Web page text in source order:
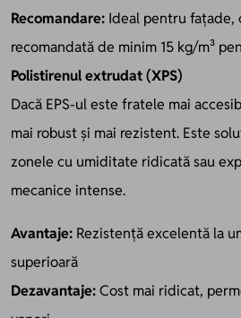
Recomandare: Ideal pentru fațade,
recomandată de minim 15 kg/m³
Polistirenul extrudat (XPS)
Dacă EPS-ul este fratele mai
mai robust și mai rezistent. Este
zonele cu umiditate ridicată sau
mecanice intense.
Avantaje: Rezistență excelentă la
superioară
Dezavantaje:Cost mai ridicat,